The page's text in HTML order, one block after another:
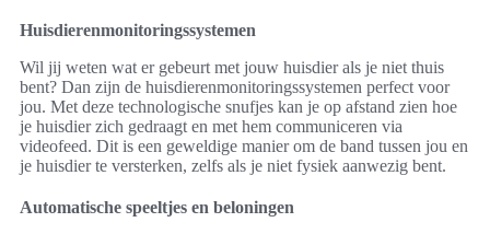
Huisdierenmonitoringssystemen
Wil jij weten wat er gebeurt met jouw huisdier als je niet thuis
bent? Dan zijn de huisdierenmonitoringssystemen perfect voor
jou. Met deze technologische snufjes kan je op afstand zien hoe
je huisdier zich gedraagt en met hem communiceren via
videofeed. Dit is een geweldige manier om de band tussen jou en
je huisdier te versterken, zelfs als je niet fysiek aanwezig bent.
Automatische speeltjes en beloningen